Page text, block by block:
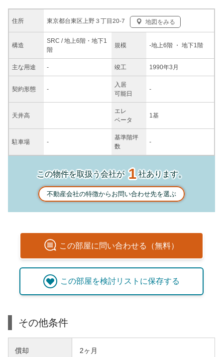
住所 東京都台東区上野３丁目20-7 地図をみる
構造
SRC / 地上6階・地下1
階
規模 -地上6階 ・ 地下1階
主な用途 - 竣工 1990年3月
契約形態 -
入居
可能日
-
天井高
エレ
ベータ
1基
駐車場 -
基準階坪
数
-
この物件を取扱う会社が1社あります。
不動産会社の特徴からお問い合わせ先を選ぶ
この部屋に問い合わせる（無料）
この部屋を検討リストに保存する
その他条件
償却 2ヶ月